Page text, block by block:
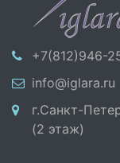
+7(812)946-
info@iglara.ru
г.Санкт-
(2 этаж)